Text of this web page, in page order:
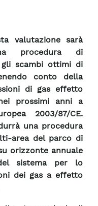
valutazione sarà
procedura di
scambi ottimi di
conto della
di gas effetto
prossimi anni a
2003/87/CE.
una procedura
area del parco di
orizzonte annuale
sistema per lo
dei gas a effetto